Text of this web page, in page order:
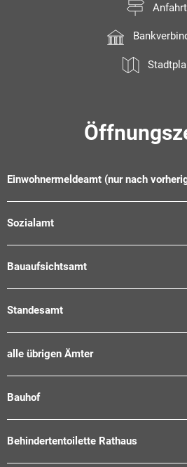
Anfahrt
Einwohnermeldeamt (nur nach
Sozialamt
Bauaufsichtsamt
Standesamt
alle übrigen Ämter
Bauhof
Behindertentoilette Rathaus